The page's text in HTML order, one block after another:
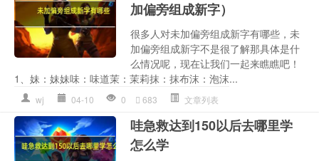
加偏旁组成新字）
很多人对未加偏旁组成新字有哪些，未
加偏旁组成新字不是很了解那具体是什
么情况呢，现在让我们一起来瞧瞧吧！
1、妹：妹妹味：味道茉：茉莉抹：抹布沫：泡沫...
wj 04-10 0 683 文章列表
哇急救达到150以后去哪里学
怎么学